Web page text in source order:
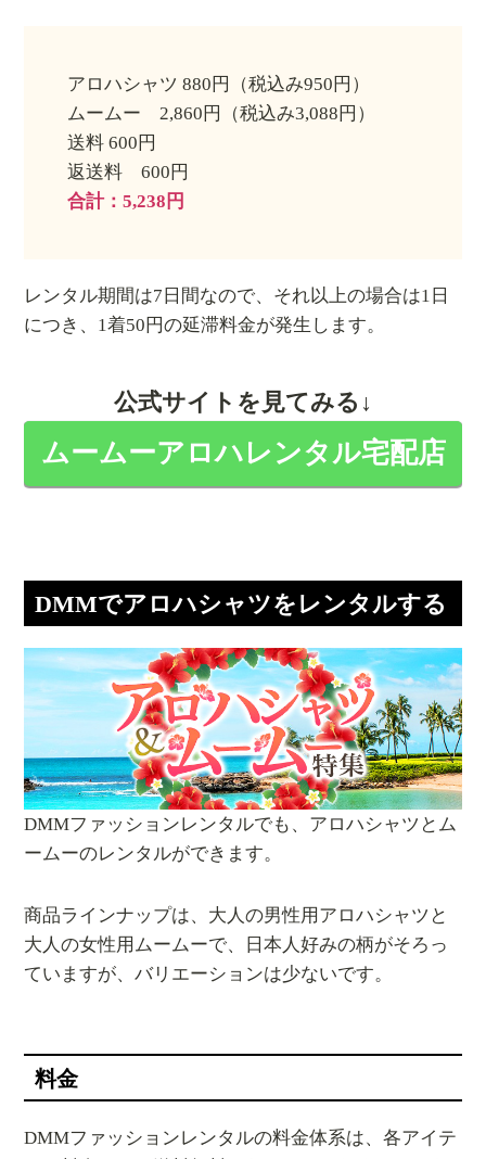
アロハシャツ 880円（税込み950円）
ムームー 2,860円（税込み3,088円）
送料 600円
返送料 600円
合計：5,238円
レンタル期間は7日間なので、それ以上の場合は1日
につき、1着50円の延滞料金が発生します。
公式サイトを見てみる↓
ムームーアロハレンタル宅配店
DMMでアロハシャツをレンタルする
DMMファッションレンタルでも、アロハシャツとム
ームーのレンタルができます。
商品ラインナップは、大人の男性用アロハシャツと
大人の女性用ムームーで、日本人好みの柄がそろっ
ていますが、バリエーションは少ないです。
料金
DMMファッションレンタルの料金体系は、各アイテ